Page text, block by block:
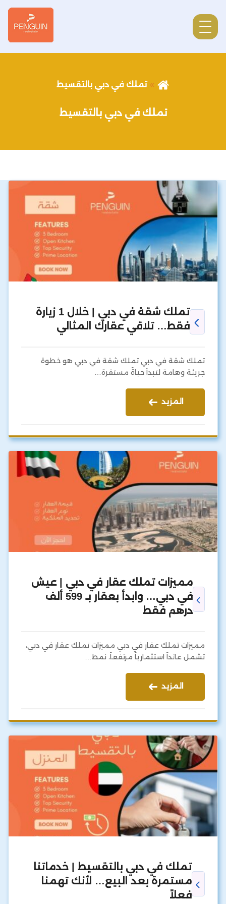
تملك في دبي بالتقسيط
تملك في دبي بالتقسيط
تملك شقة في دبي | خلال 1 زيارة
فقط… تلاقي عقارك المثالي
تملك شقة في دبي تملك شقة في دبي هو خطوة
جريئة وهامة لتبدأ حياةً مستقرة…
المزيد
مميزات تملك عقار في دبي | عيش
في دبي… وابدأ بعقار بـ 599 ألف
درهم فقط
مميزات تملك عقار في دبي مميزات تملك عقار في دبي،
تشمل عائداً استثمارياً مرتفعاً، نمط…
المزيد
تملك في دبي بالتقسيط | خدماتنا
مستمرة بعد البيع… لأنك تهمنا
فعلاً